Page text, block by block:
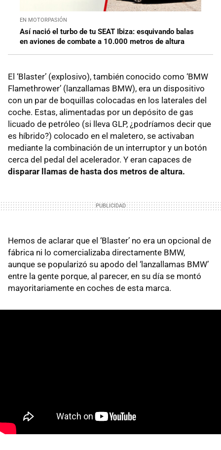
EN MOTORPASIÓN
Así nació el turbo de tu SEAT Ibiza: esquivando balas
en aviones de combate a 10.000 metros de altura
El ‘Blaster’ (explosivo), también conocido como ‘BMW
Flamethrower’ (lanzallamas BMW), era un dispositivo
con un par de boquillas colocadas en los laterales del
coche. Estas, alimentadas por un depósito de gas
licuado de petróleo (si lleva GLP, ¿podríamos decir que
es híbrido?) colocado en el maletero, se activaban
mediante la combinación de un interruptor y un botón
cerca del pedal del acelerador. Y eran capaces de
disparar llamas de hasta dos metros de altura.
Hemos de aclarar que el ‘Blaster’ no era un opcional de
fábrica ni lo comercializaba directamente BMW,
aunque se popularizó su apodo del ‘lanzallamas BMW’
entre la gente porque, al parecer, en su día se montó
mayoritariamente en coches de esta marca.